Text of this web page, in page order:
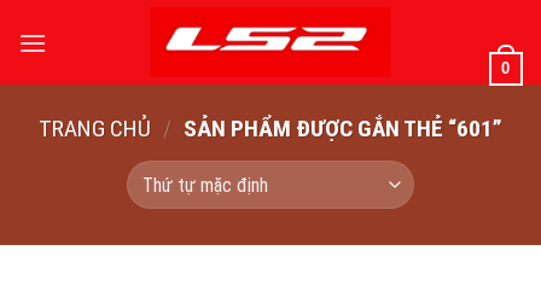
qua
0
TRANG CHỦ / SẢN PHẨM ĐƯỢC GẮN THẺ “601”